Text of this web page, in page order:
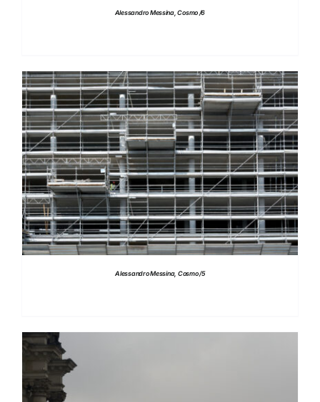
Alessandro Messina, Cosmo /6
DETTAGLI
Alessandro Messina, Cosmo /5